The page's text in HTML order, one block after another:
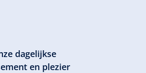
dagelijkse
en plezier